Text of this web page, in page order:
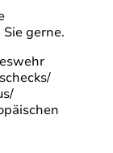
gerne.